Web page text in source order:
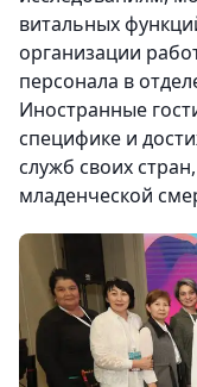
витальных
организации
персонала в
Иностранные
специфике и
служб своих
младенческой